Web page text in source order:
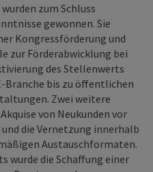
zum Schluss
gewonnen. Sie
Kongressförderung und
zur Förderabwicklung bei
des Stellenwerts
Branche bis zu öffentlichen
Zwei weitere
von Neukunden vor
die Vernetzung innerhalb
Austauschformaten.
wurde die Schaffung einer